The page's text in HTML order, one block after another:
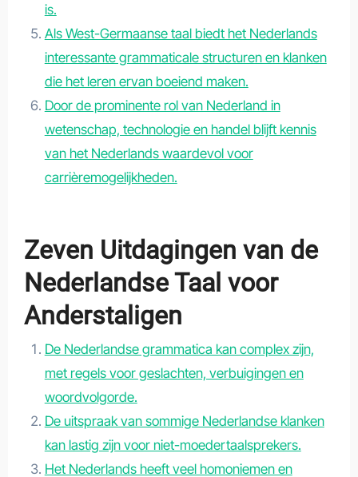
is.
Als West-Germaanse taal biedt het Nederlands
interessante grammaticale structuren en klanken
die het leren ervan boeiend maken.
Door de prominente rol van Nederland in
wetenschap, technologie en handel blijft kennis
van het Nederlands waardevol voor
carrièremogelijkheden.
Zeven Uitdagingen van de
Nederlandse Taal voor
Anderstaligen
De Nederlandse grammatica kan complex zijn,
met regels voor geslachten, verbuigingen en
woordvolgorde.
De uitspraak van sommige Nederlandse klanken
kan lastig zijn voor niet-moedertaalsprekers.
Het Nederlands heeft veel homoniemen en